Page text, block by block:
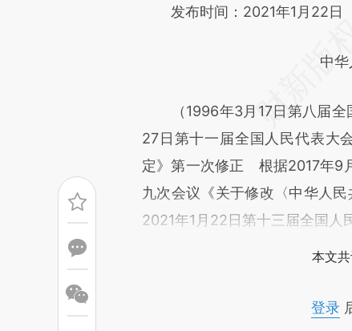
发布时间：2021年1月22日
中
（1996年3月17日第八届全
27日第十一届全国人民代表大
定》第一次修正 根据2017年9
九次会议《关于修改〈中华人
2021年1月22日第十三届全国人
本文
登录